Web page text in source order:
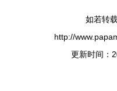
如若转
http://
更新时间：